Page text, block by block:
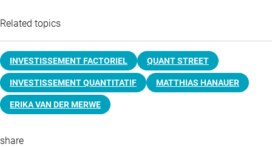
Related topics
INVESTISSEMENT FACTORIEL QUANT STREET
INVESTISSEMENT QUANTITATIF MATTHIAS HANAUER
ERIKA VAN DER MERWE
share